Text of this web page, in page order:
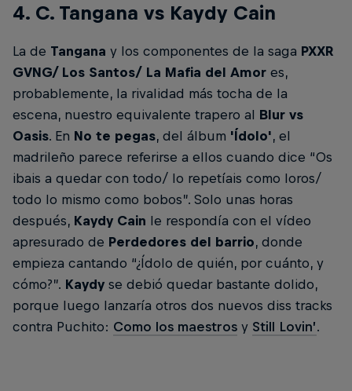
4. C. Tangana vs Kaydy Cain
La de Tangana y los componentes de la saga PXXR
GVNG/ Los Santos/ La Mafia del Amor es,
probablemente, la rivalidad más tocha de la
escena, nuestro equivalente trapero al Blur vs
Oasis. En No te pegas, del álbum 'Ídolo', el
madrileño parece referirse a ellos cuando dice “Os
ibais a quedar con todo/ lo repetíais como loros/
todo lo mismo como bobos”. Solo unas horas
después, Kaydy Cain le respondía con el vídeo
apresurado de Perdedores del barrio, donde
empieza cantando “¿Ídolo de quién, por cuánto, y
cómo?”. Kaydy se debió quedar bastante dolido,
porque luego lanzaría otros dos nuevos diss tracks
contra Puchito: Como los maestros y Still Lovin’.